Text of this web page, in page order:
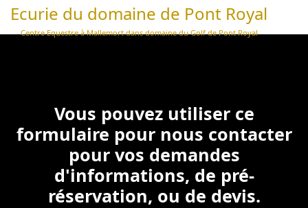
Ecurie du domaine de Pont Royal
Centre Equestre à Mallemort dans domaine du Golf de Pont Royal
Vous pouvez utiliser ce
formulaire pour nous contacter
pour vos demandes
d'informations, de pré-
réservation, ou de devis.